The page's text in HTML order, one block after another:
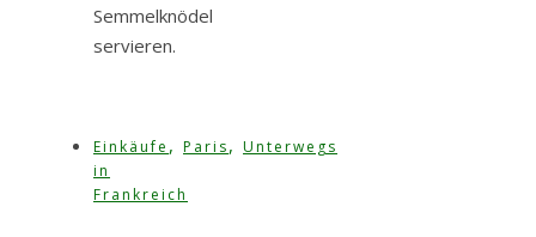
Semmelknödel
servieren.
Einkäufe , Paris, Unterwegs
in
Frankreich